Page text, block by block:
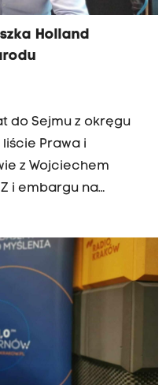
Holland
do Sejmu z okręgu
Prawa i
z Wojciechem
i embargu na